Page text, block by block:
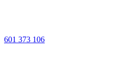
601 373 106